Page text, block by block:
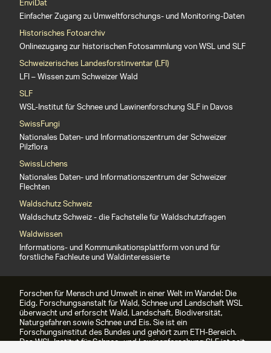
Einfacher Zugang zu Umweltforschungs- und Monitoring-Daten
Historisches Fotoarchiv
Onlinezugang zur historischen Fotosammlung von WSL und SLF
Schweizerisches Landesforstinventar (LFI)
LFI – Wissen zum Schweizer Wald
SLF
WSL-Institut für Schnee und Lawinenforschung SLF in Davos
SwissFungi
Nationales Daten- und Informationszentrum der Schweizer
Pilzflora
SwissLichens
Nationales Daten- und Informationszentrum der Schweizer
Flechten
Waldschutz Schweiz
Waldschutz Schweiz - die Fachstelle für Waldschutzfragen
Waldwissen
Informations- und Kommunikationsplattform von und für
forstliche Fachleute und Waldinteressierte
Forschen für Mensch und Umwelt in einer Welt im Wandel: Die
Eidg. Forschungsanstalt für Wald, Schnee und Landschaft WSL
überwacht und erforscht Wald, Landschaft, Biodiversität,
Naturgefahren sowie Schnee und Eis. Sie ist ein
Forschungsinstitut des Bundes und gehört zum ETH-Bereich.
Das WSL-Institut für Schnee- und Lawinenforschung SLF ist seit